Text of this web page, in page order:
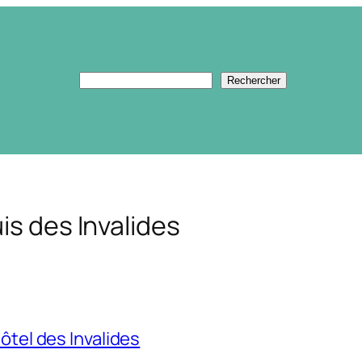
Rechercher Rechercher
des Invalides
des Invalides